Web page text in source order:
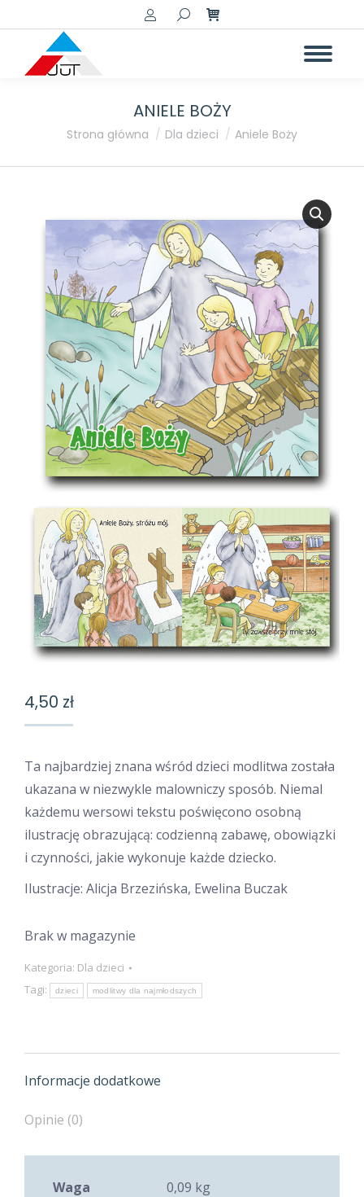
Szukaj:
ANIELE BOŻY
Jesteś tutaj:
Strona główna Dla dzieci Aniele Boży
4,50 zł
Ta najbardziej znana wśród dzieci modlitwa została
ukazana w niezwykle malowniczy sposób. Niemal
każdemu wersowi tekstu poświęcono osobną
ilustrację obrazującą: codzienną zabawę, obowiązki
i czynności, jakie wykonuje każde dziecko.
Ilustracje: Alicja Brzezińska, Ewelina Buczak
Brak w magazynie
Kategoria: Dla dzieci
Tagi:
dzieci modlitwy dla najmłodszych
Informacje dodatkowe
Opinie (0)
Waga
0,09 kg